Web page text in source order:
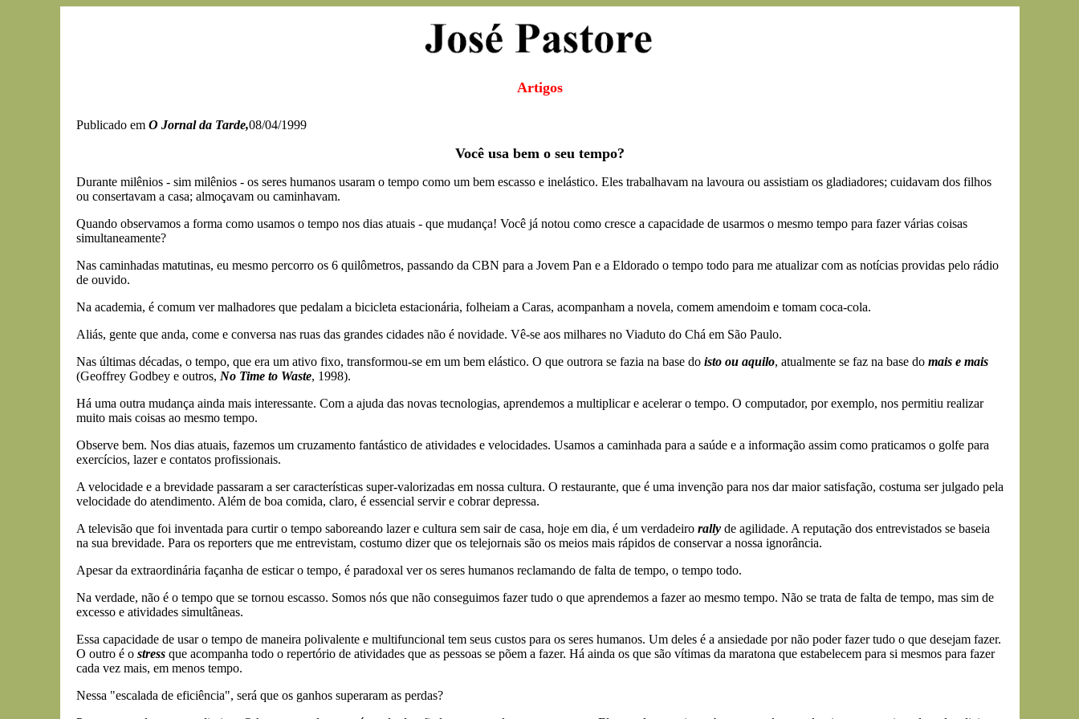
Artigos
Publicado em O Jornal da Tarde,08/04/1999
Você usa bem o seu tempo?
Durante milênios - sim milênios - os seres humanos usaram o tempo como um bem escasso e inelástico. Eles trabalhavam na lavoura ou assistiam os gladiadores; cuidavam dos filhos
ou consertavam a casa; almoçavam ou caminhavam.
Quando observamos a forma como usamos o tempo nos dias atuais - que mudança! Você já notou como cresce a capacidade de usarmos o mesmo tempo para fazer várias coisas
simultaneamente?
Nas caminhadas matutinas, eu mesmo percorro os 6 quilômetros, passando da CBN para a Jovem Pan e a Eldorado o tempo todo para me atualizar com as notícias providas pelo rádio
de ouvido.
Na academia, é comum ver malhadores que pedalam a bicicleta estacionária, folheiam a Caras, acompanham a novela, comem amendoim e tomam coca-cola.
Aliás, gente que anda, come e conversa nas ruas das grandes cidades não é novidade. Vê-se aos milhares no Viaduto do Chá em São Paulo.
Nas últimas décadas, o tempo, que era um ativo fixo, transformou-se em um bem elástico. O que outrora se fazia na base doisto ou aquilo, atualmente se faz na base do mais e mais
(Geoffrey Godbey e outros, No Time to Waste, 1998).
Há uma outra mudança ainda mais interessante. Com a ajuda das novas tecnologias, aprendemos a multiplicar e acelerar o tempo. O computador, por exemplo, nos permitiu realizar
muito mais coisas ao mesmo tempo.
Observe bem. Nos dias atuais, fazemos um cruzamento fantástico de atividades e velocidades. Usamos a caminhada para a saúde e a informação assim como praticamos o golfe para
exercícios, lazer e contatos profissionais.
A velocidade e a brevidade passaram a ser características super-valorizadas em nossa cultura. O restaurante, que é uma invenção para nos dar maior satisfação, costuma ser julgado pela
velocidade do atendimento. Além de boa comida, claro, é essencial servir e cobrar depressa.
A televisão que foi inventada para curtir o tempo saboreando lazer e cultura sem sair de casa, hoje em dia, é um verdadeiro rallyde agilidade. A reputação dos entrevistados se baseia
na sua brevidade. Para os reporters que me entrevistam, costumo dizer que os telejornais são os meios mais rápidos de conservar a nossa ignorância.
Apesar da extraordinária façanha de esticar o tempo, é paradoxal ver os seres humanos reclamando de falta de tempo, o tempo todo.
Na verdade, não é o tempo que se tornou escasso. Somos nós que não conseguimos fazer tudo o que aprendemos a fazer ao mesmo tempo. Não se trata de falta de tempo, mas sim de
excesso e atividades simultâneas.
Essa capacidade de usar o tempo de maneira polivalente e multifuncional tem seus custos para os seres humanos. Um deles é a ansiedade por não poder fazer tudo o que desejam fazer.
O outro é o stressque acompanha todo o repertório de atividades que as pessoas se põem a fazer. Há ainda os que são vítimas da maratona que estabelecem para si mesmos para fazer
cada vez mais, em menos tempo.
Nessa "escalada de eficiência", será que os ganhos superaram as perdas?